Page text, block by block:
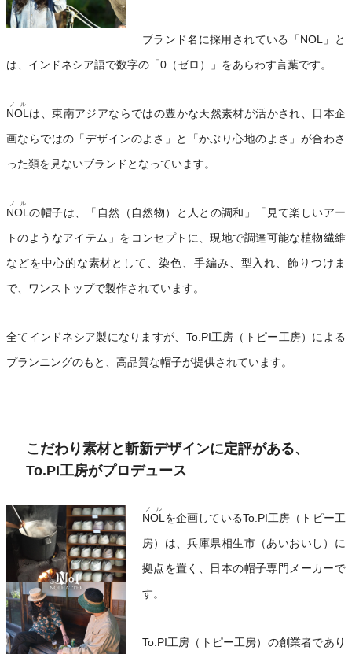
ブランド名に採用されている「NOL」と
は、インドネシア語で数字の「0（ゼロ）」をあらわす言葉です。
NOL
ノル
は、東南アジアならではの豊かな天然素材が活かされ、日本企
画ならではの「デザインのよさ」と「かぶり心地のよさ」が合わさ
った類を見ないブランドとなっています。
NOL
ノル
の帽子は、「自然（自然物）と人との調和」「見て楽しいアー
トのようなアイテム」をコンセプトに、現地で調達可能な植物繊維
などを中心的な素材として、染色、手編み、型入れ、飾りつけま
で、ワンストップで製作されています。
全てインドネシア製になりますが、To.PI工房（トピー工房）による
プランニングのもと、高品質な帽子が提供されています。
こだわり素材と斬新デザインに定評がある、
To.PI工房がプロデュース
NOL
ノル
を企画しているTo.PI工房（トピー工
房）は、兵庫県相生市（あいおいし）に
拠点を置く、日本の帽子専門メーカーで
す。
To.PI工房（トピー工房）の創業者であり